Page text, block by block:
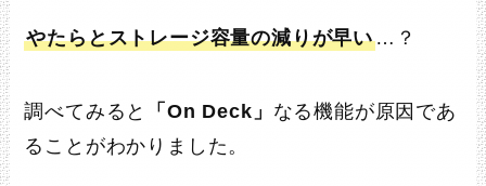
ポチップ
やたらとストレージ容量の減りが早い…？
調べてみると 「On Deck」 なる機能が原因であ
ることがわかりました。